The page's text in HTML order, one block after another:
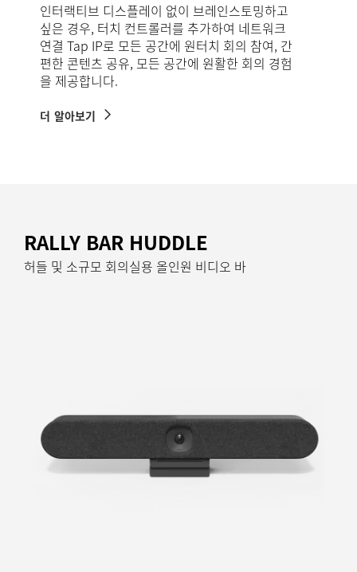
인터랙티브 디스플레이 없이 브레인스토밍하고
싶은 경우, 터치 컨트롤러를 추가하여 네트워크
연결 Tap IP로 모든 공간에 원터치 회의 참여, 간
편한 콘텐츠 공유, 모든 공간에 원활한 회의 경험
을 제공합니다.
더 알아보기
RALLY BAR HUDDLE
허들 및 소규모 회의실용 올인원 비디오 바